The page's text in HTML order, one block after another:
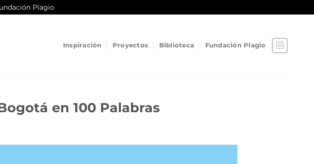
Plagio
Inspiración Proyectos Biblioteca Fundación Plagio
en 100 Palabras